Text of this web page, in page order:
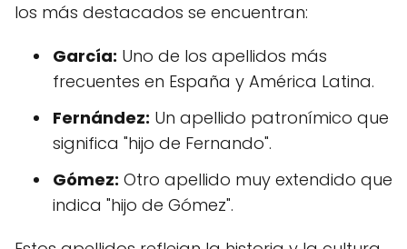
los más destacados se encuentran:
García: Uno de los apellidos más
frecuentes en España y América Latina.
Fernández: Un apellido patronímico que
significa "hijo de Fernando".
Gómez: Otro apellido muy extendido que
indica "hijo de Gómez".